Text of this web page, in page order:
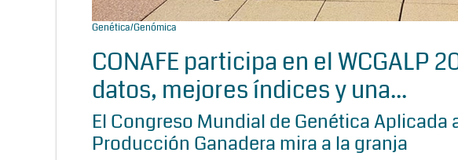
Genética/Genómica
CONAFE participa en el WCGALP
datos, mejores índices y una...
El Congreso Mundial de Genética Aplicada
Producción Ganadera mira a la granja